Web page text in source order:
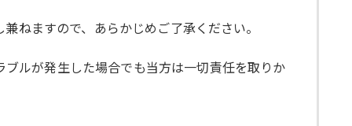
ねますので、あらかじめご了承ください。
ルが発生した場合でも当方は一切責任を取りか